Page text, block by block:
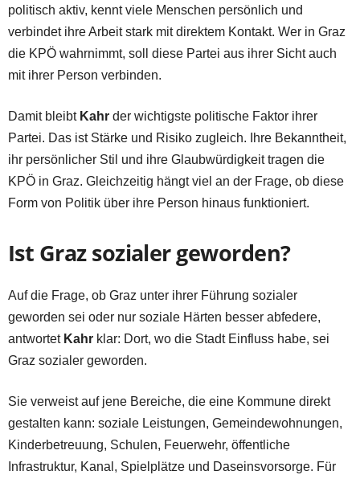
politisch aktiv, kennt viele Menschen persönlich und
verbindet ihre Arbeit stark mit direktem Kontakt. Wer in Graz
die KPÖ wahrnimmt, soll diese Partei aus ihrer Sicht auch
mit ihrer Person verbinden.
Damit bleibt Kahr der wichtigste politische Faktor ihrer
Partei. Das ist Stärke und Risiko zugleich. Ihre Bekanntheit,
ihr persönlicher Stil und ihre Glaubwürdigkeit tragen die
KPÖ in Graz. Gleichzeitig hängt viel an der Frage, ob diese
Form von Politik über ihre Person hinaus funktioniert.
Ist Graz sozialer geworden?
Auf die Frage, ob Graz unter ihrer Führung sozialer
geworden sei oder nur soziale Härten besser abfedere,
antwortet Kahr klar: Dort, wo die Stadt Einfluss habe, sei
Graz sozialer geworden.
Sie verweist auf jene Bereiche, die eine Kommune direkt
gestalten kann: soziale Leistungen, Gemeindewohnungen,
Kinderbetreuung, Schulen, Feuerwehr, öffentliche
Infrastruktur, Kanal, Spielplätze und Daseinsvorsorge. Für